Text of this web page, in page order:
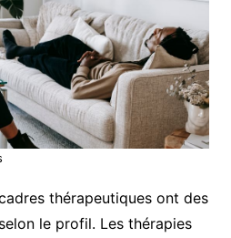
thérapeutiques ont des
le profil. Les thérapies